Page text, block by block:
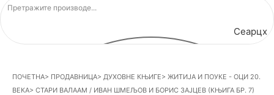
Сеарцх
ПОЧЕТНА> ПРОДАВНИЦА> ДУХОВНЕ КЊИГЕ> ЖИТИЈА И ПОУКЕ - ОЦИ 20.
ВЕКА> СТАРИ ВАЛААМ / ИВАН ШМЕЉОВ И БОРИС ЗАЈЦЕВ (КЊИГА БР. 7)